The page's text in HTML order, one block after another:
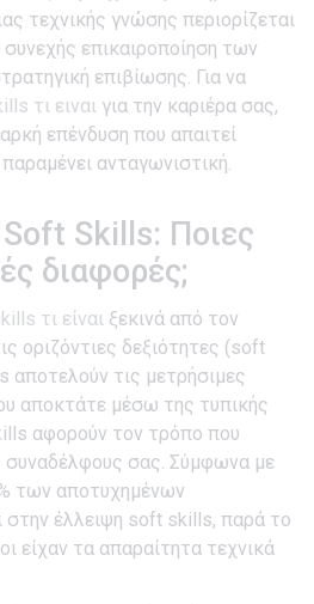
τεχνικής γνώσης περιορίζεται
επικαιροποίηση των
επιβίωσης. Για να
τι ειναι για την καριέρα σας,
επένδυση που απαιτεί
ανταγωνιστική.
Skills: Ποιες
διαφορές;
τι είναι ξεκινά από τον
οριζόντιες δεξιότητες (soft
τις μετρήσιμες
αποκτάτε μέσω της τυπικής
αφορούν τον τρόπο που
συναδέλφους σας. Σύμφωνα με
των αποτυχημένων
έλλειψη soft skills, παρά το
είχαν τα απαραίτητα τεχνικά